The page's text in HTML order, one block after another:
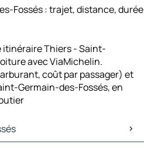
Fossés : trajet, distance, durée
Thiers - Saint-
avec ViaMichelin.
coût par passager) et
Germain-des-Fossés, en